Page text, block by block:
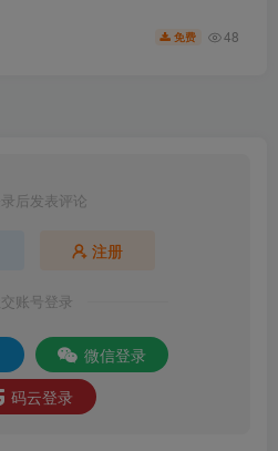
免费 48
后发表评论
注册
账号登录
微信登录
码云登录